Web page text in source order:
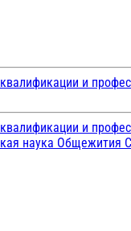
и
и
наука Общежития